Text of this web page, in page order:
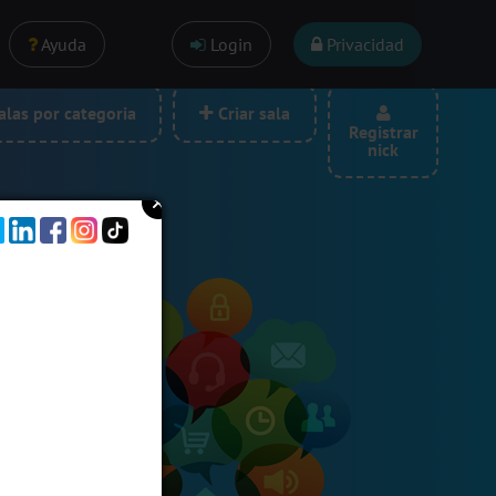
Ayuda Login Privacidad
por categoria
Criar sala
Registrar
nick